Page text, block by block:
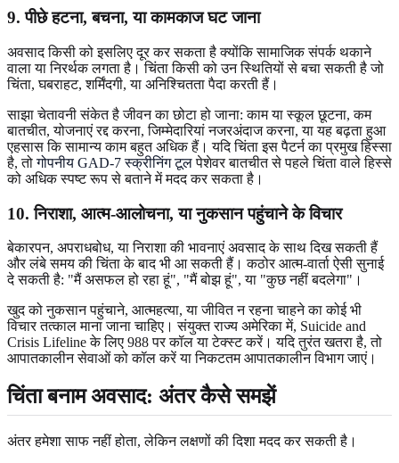
9. पीछे हटना, बचना, या कामकाज घट जाना
अवसाद किसी को इसलिए दूर कर सकता है क्योंकि सामाजिक संपर्क थकाने
वाला या निरर्थक लगता है। चिंता किसी को उन स्थितियों से बचा सकती है जो
चिंता, घबराहट, शर्मिंदगी, या अनिश्चितता पैदा करती हैं।
साझा चेतावनी संकेत है जीवन का छोटा हो जाना: काम या स्कूल छूटना, कम
बातचीत, योजनाएं रद्द करना, जिम्मेदारियां नजरअंदाज करना, या यह बढ़ता हुआ
एहसास कि सामान्य काम बहुत अधिक हैं। यदि चिंता इस पैटर्न का प्रमुख हिस्सा
है, तोगोपनीय GAD-7 स्क्रीनिंग टूलपेशेवर बातचीत से पहले चिंता वाले हिस्से
को अधिक स्पष्ट रूप से बताने में मदद कर सकता है।
10. निराशा, आत्म-आलोचना, या नुकसान पहुंचाने के विचार
बेकारपन, अपराधबोध, या निराशा की भावनाएं अवसाद के साथ दिख सकती हैं
और लंबे समय की चिंता के बाद भी आ सकती हैं। कठोर आत्म-वार्ता ऐसी सुनाई
दे सकती है: "मैं असफल हो रहा हूं", "मैं बोझ हूं", या "कुछ नहीं बदलेगा"।
खुद को नुकसान पहुंचाने, आत्महत्या, या जीवित न रहना चाहने का कोई भी
विचार तत्काल माना जाना चाहिए। संयुक्त राज्य अमेरिका में, Suicide and
Crisis Lifeline के लिए 988 पर कॉल या टेक्स्ट करें। यदि तुरंत खतरा है, तो
आपातकालीन सेवाओं को कॉल करें या निकटतम आपातकालीन विभाग जाएं।
चिंता बनाम अवसाद: अंतर कैसे समझें
अंतर हमेशा साफ नहीं होता, लेकिन लक्षणों की दिशा मदद कर सकती है।